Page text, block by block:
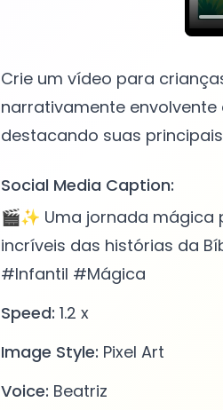
Crie um vídeo para
narrativamente envolvente
Social Media Caption:
🎬✨ Uma jornada mágica
incríveis das histórias da
#Infantil #Mágica
Speed: 1.2 x
Image Style: Pixel Art
Voice: Beatriz